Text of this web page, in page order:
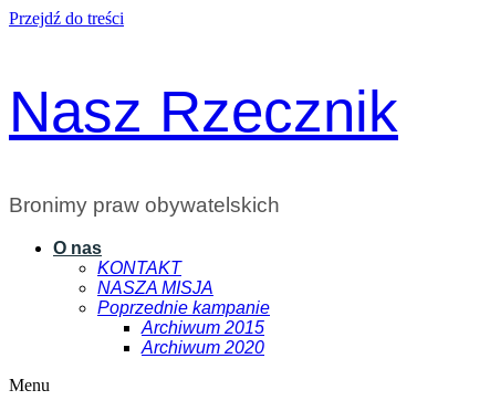
Przejdź do treści
Nasz Rzecznik
Bronimy praw obywatelskich
O nas
KONTAKT
NASZA MISJA
Poprzednie kampanie
Archiwum 2015
Archiwum 2020
Menu